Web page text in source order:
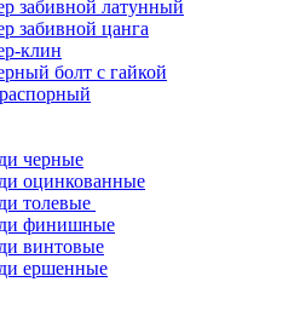
забивной латунный
забивной цанга
клин
болт с гайкой
черные
оцинкованные
толевые
финишные
винтовые
ершенные